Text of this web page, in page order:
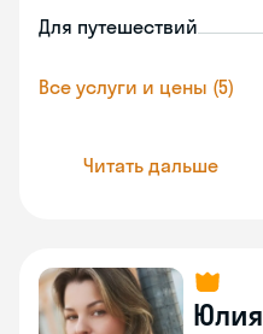
Для путешествий
Все услуги и цены (5)
Читать дальше
Юлия